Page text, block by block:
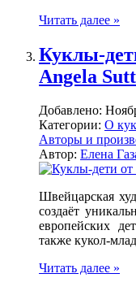
Читать далее »
Куклы-
Angela
Добавлено:
Категории: О
Авторы и
Автор: Елена
Швейцарская
создаёт
европейских
также кукол-
Читать далее »